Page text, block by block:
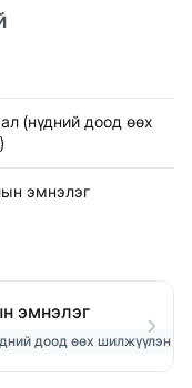
(нүдний доод өөх
эмнэлэг
эмнэлэг
доод өөх шилжүүлэн